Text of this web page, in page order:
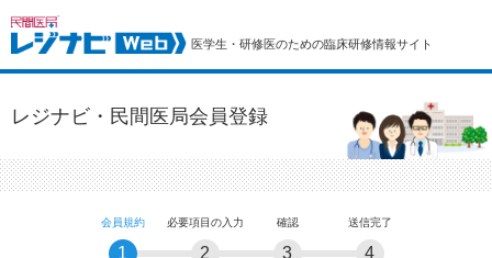
医学生・研修医のための臨床研修情報サイト
レジナビ・民間医局会員登録
会員規約
1
必要項目の入力
2
確認
3
送信完了
4